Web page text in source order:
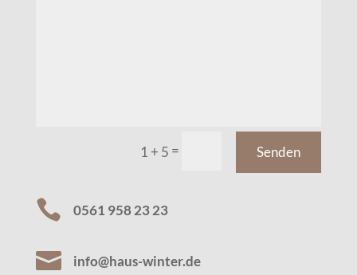
1 + 5 = Senden
 0561 958 23 23
 info@haus-winter.de